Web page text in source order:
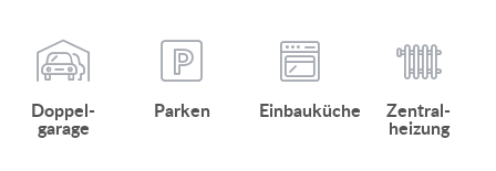
Doppel­
garage
Parken Einbauküche Zentral­
heizung